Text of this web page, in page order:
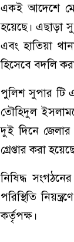
একই আদেশে
হয়েছে। এছাড়া
এবং হাতিয়া
হিসেবে বদলি
পুলিশ সুপার টি
তৌহিদুল
দুই দিনে জেলার
গ্রেপ্তার করা
নিষিদ্ধ
পরিস্থিতি
কর্তৃপক্ষ।